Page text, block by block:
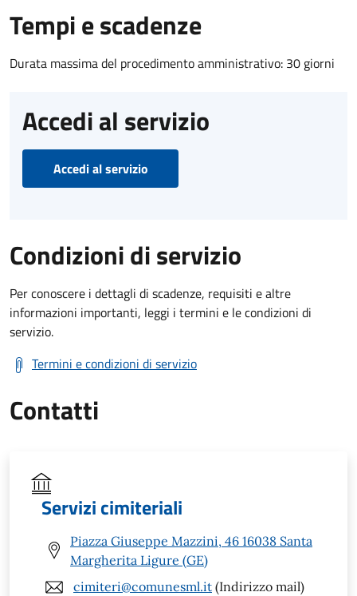
Tempi e scadenze
Durata massima del procedimento amministrativo: 30 giorni
Accedi al servizio
Accedi al servizio
Condizioni di servizio
Per conoscere i dettagli di scadenze, requisiti e altre
informazioni importanti, leggi i termini e le condizioni di
servizio.
Termini e condizioni di servizio
Contatti
Servizi cimiteriali
Piazza Giuseppe Mazzini, 46 16038 Santa
Margherita Ligure (GE)
cimiteri@comunesml.it (Indirizzo mail)